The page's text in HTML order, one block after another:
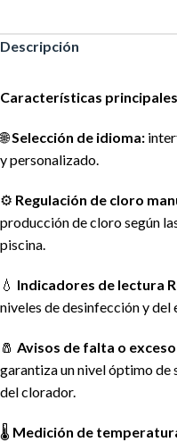
Descripción
Características
🌐Selección de idioma:
y personalizado.
⚙️ Regulación de cloro
producción de cloro según
piscina.
💧 Indicadores de lectura
niveles de desinfección y
🧂 Avisos de falta o
garantiza un nivel óptimo
del clorador.
🌡️ Medición de